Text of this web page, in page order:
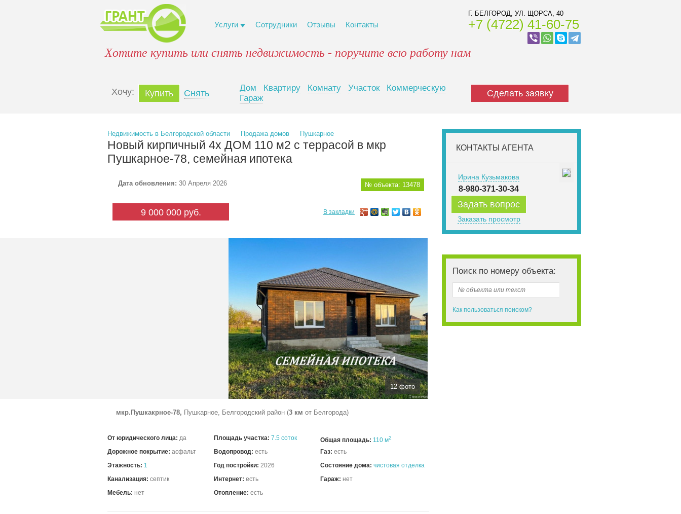
Услуги Сотрудники Отзывы Контакты
Г. БЕЛГОРОД, УЛ. ЩОРСА, 40
+7 (4722) 41-60-75
Хотите купить или снять недвижимость - поручите всю работу нам
Xочу: Купить Снять
Дом Квартиру Комнату Участок
Коммерческую
Гараж
Сделать заявку
Недвижимость в Белгородской области Продажа домов Пушкарное
Новый кирпичный 4х ДОМ 110 м2 с террасой в мкр
Пушкарное-78, семейная ипотека
Дата обновления: 30 Апреля 2026 № объекта: 13478
9 000 000 руб. В закладки
12 фото
мкр.Пушкакрное-78, Пушкарное, Белгородский район (3 км от Белгорода)
От юридического лица: да Площадь участка: 7.5 соток Общая площадь: 110 м2
Дорожное покрытие: асфальт Водопровод: есть Газ: есть
Этажность: 1 Год постройки: 2026 Состояние дома: чистовая отделка
Канализация: септик Интернет: есть Гараж: нет
Мебель: нет Отопление: есть
КОНТАКТЫ АГЕНТА
Ирина Кузьмакова
8-980-371-30-34
Задать вопрос
Заказать просмотр
Звоните или пишите мыперезвоним
Консультациибесплатные
Поиск по номеру объекта: